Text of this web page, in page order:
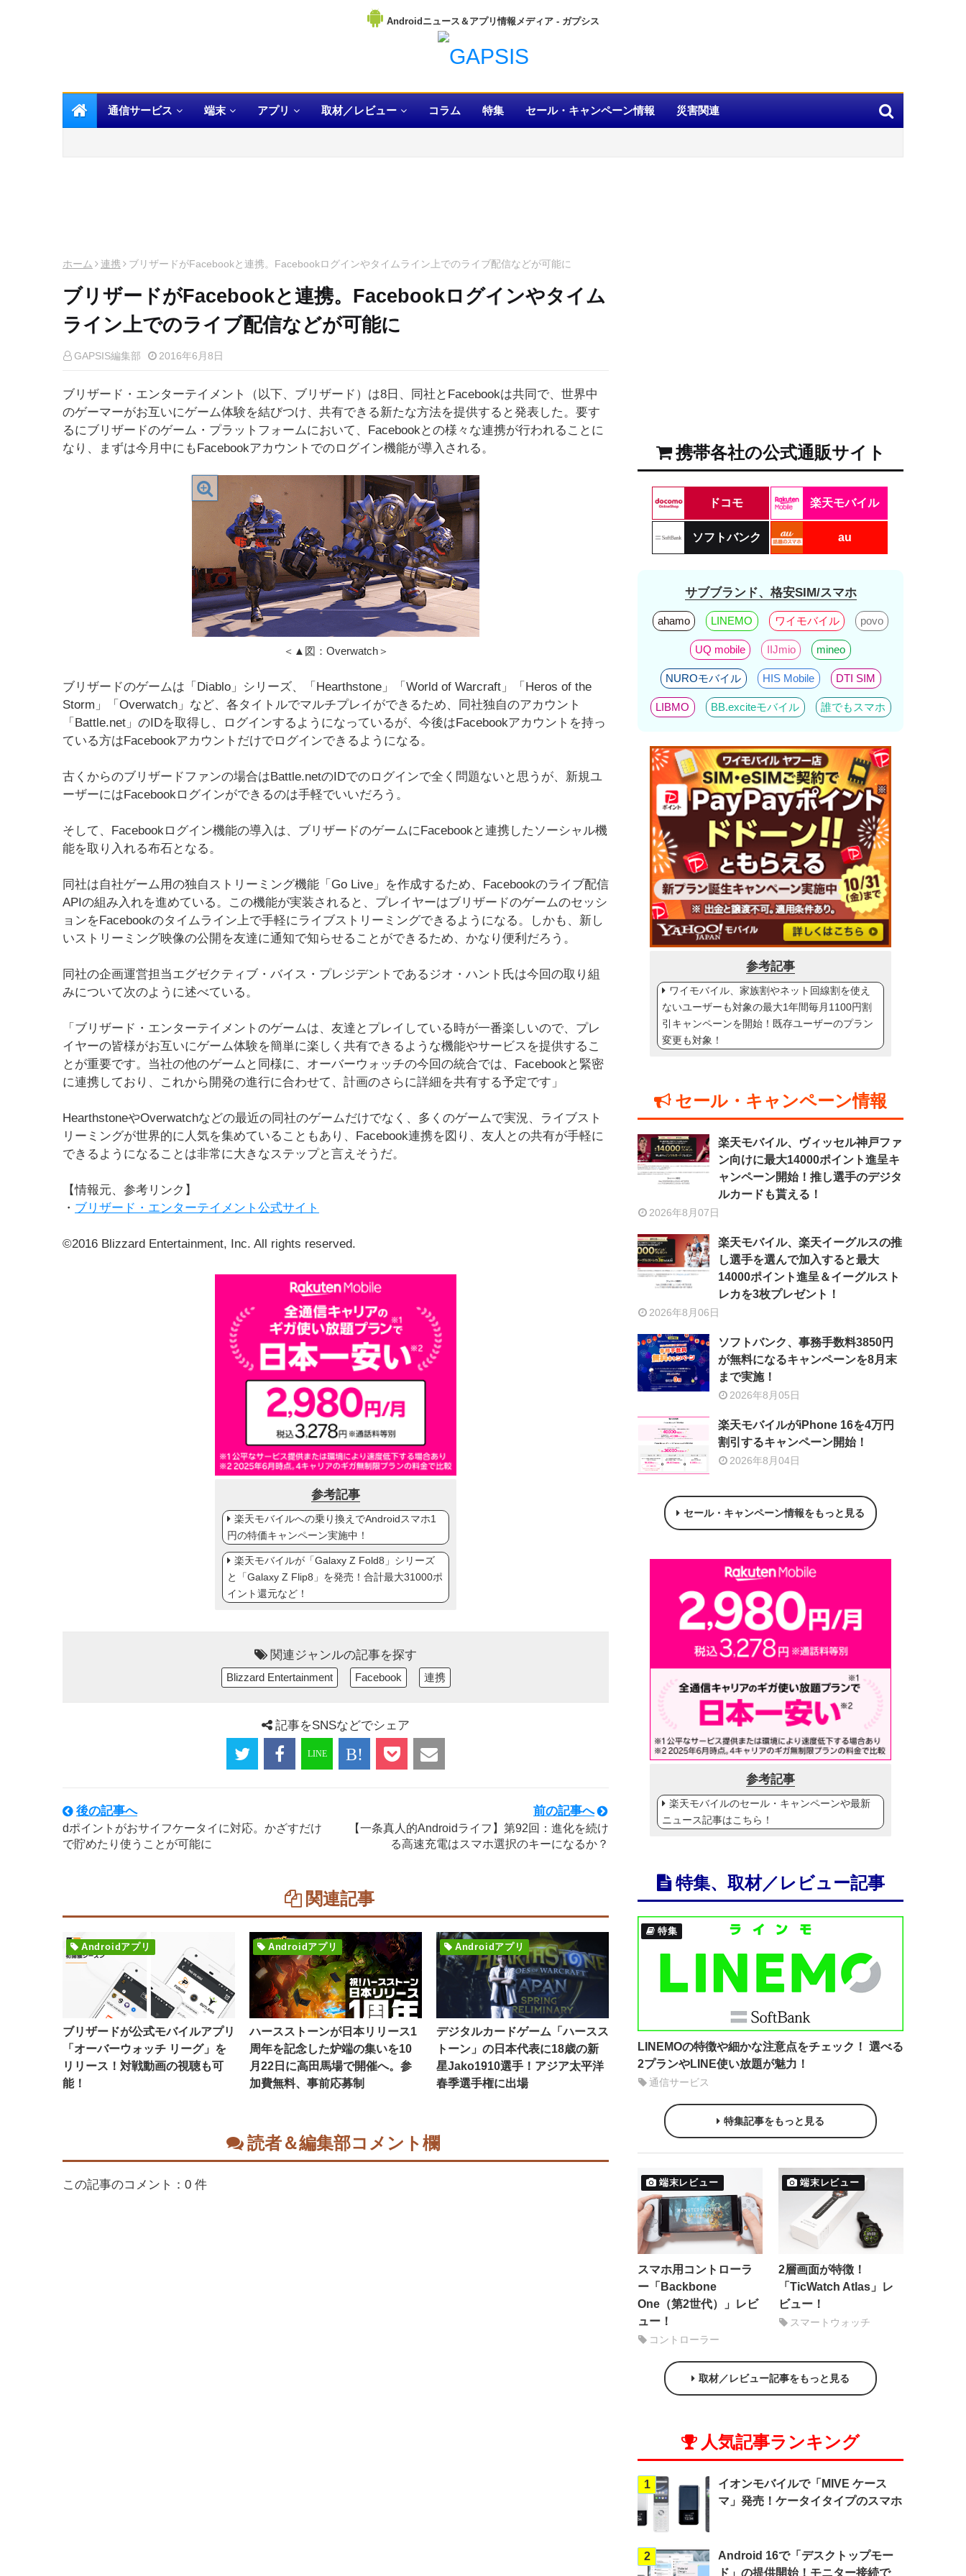
Androidニュース＆アプリ情報メディア
通信サービス 端末 アプリ 取材／レビュー コラム 特集 セール・キャンペーン情報 災害関連
ホーム 連携 ブリザードがFacebookと連携。Facebookログインやタイムライン上でのライブ配信などが可能に
ブリザードがFacebookと連携。Facebookログインやタイム
ライン上でのライブ配信などが可能に
GAPSIS編集部 2016年6月8日
ブリザード・エンターテイメント（以下、ブリザード）は8日、同社とFacebookは共同で、世界中
のゲーマーがお互いにゲーム体験を結びつけ、共有できる新たな方法を提供すると発表した。要す
るにブリザードのゲーム・プラットフォームにおいて、Facebookとの様々な連携が行われることに
なり、まずは今月中にもFacebookアカウントでのログイン機能が導入される。
＜▲図：Overwatch＞
ブリザードのゲームは「Diablo」シリーズ、「Hearthstone」「World of Warcraft」「Heros of the
Storm」「Overwatch」など、各タイトルでマルチプレイができるため、同社独自のアカウント
「Battle.net」のIDを取得し、ログインするようになっているが、今後はFacebookアカウントを持っ
ている方はFacebookアカウントだけでログインできるようになる。
古くからのブリザードファンの場合はBattle.netのIDでのログインで全く問題ないと思うが、新規ユ
ーザーにはFacebookログインができるのは手軽でいいだろう。
そして、Facebookログイン機能の導入は、ブリザードのゲームにFacebookと連携したソーシャル機
能を取り入れる布石となる。
同社は自社ゲーム用の独自ストリーミング機能「Go Live」を作成するため、Facebookのライブ配信
APIの組み入れを進めている。この機能が実装されると、プレイヤーはブリザードのゲームのセッシ
ョンをFacebookのタイムライン上で手軽にライブストリーミングできるようになる。しかも、新し
いストリーミング映像の公開を友達に通知で知らせることができるため、かなり便利だろう。
同社の企画運営担当エグゼクティブ・バイス・プレジデントであるジオ・ハント氏は今回の取り組
みについて次のように述べている。
「ブリザード・エンターテイメントのゲームは、友達とプレイしている時が一番楽しいので、プレ
イヤーの皆様がお互いにゲーム体験を簡単に楽しく共有できるような機能やサービスを提供するこ
とが重要です。当社の他のゲームと同様に、オーバーウォッチの今回の統合では、Facebookと緊密
に連携しており、これから開発の進行に合わせて、計画のさらに詳細を共有する予定です」
HearthstoneやOverwatchなどの最近の同社のゲームだけでなく、多くのゲームで実況、ライブスト
リーミングが世界的に人気を集めていることもあり、Facebook連携を図り、友人との共有が手軽に
できるようになることは非常に大きなステップと言えそうだ。
【情報元、参考リンク】
・ ブリザード・エンターテイメント公式サイト
©2016 Blizzard Entertainment, Inc. All rights reserved.
参考記事
楽天モバイルへの乗り換えでAndroidスマホ1
円の特価キャンペーン実施中！
楽天モバイルが「Galaxy Z Fold8」シリーズ
と「Galaxy Z Flip8」を発売！合計最大31000ポ
イント還元など！
関連ジャンルの記事を探す
Blizzard Entertainment Facebook 連携
記事をSNSなどでシェア
後の記事へ
dポイントがおサイフケータイに対応。かざすだけ
で貯めたり使うことが可能に
前の記事へ
【一条真人的Androidライフ】第92回：進化を続け
る高速充電はスマホ選択のキーになるか？
関連記事
Androidアプリ
ブリザードが公式モバイルアプリ
「オーバーウォッチ リーグ」を
リリース！対戦動画の視聴も可
能！
Androidアプリ
ハースストーンが日本リリース1
周年を記念した炉端の集いを10
月22日に高田馬場で開催へ。参
加費無料、事前応募制
Androidアプリ
デジタルカードゲーム「ハースス
トーン」の日本代表に18歳の新
星Jako1910選手！アジア太平洋
春季選手権に出場
読者＆編集部コメント欄
この記事のコメント：0 件
携帯各社の公式通販サイト
ドコモ 楽天モバイル
ソフトバンク au
サブブランド、格安SIM/スマホ
ahamo LINEMO ワイモバイル povo
UQ mobile IIJmio mineo
NUROモバイル HIS Mobile DTI SIM
LIBMO BB.exciteモバイル 誰でもスマホ
参考記事
ワイモバイル、家族割やネット回線割を使え
ないユーザーも対象の最大1年間毎月1100円割
引キャンペーンを開始！既存ユーザーのプラン
変更も対象！
セール・キャンペーン情報
楽天モバイル、ヴィッセル神戸ファ
ン向けに最大14000ポイント進呈キ
ャンペーン開始！推し選手のデジタ
ルカードも貰える！
2026年8月07日
楽天モバイル、楽天イーグルスの推
し選手を選んで加入すると最大
14000ポイント進呈＆イーグルスト
レカを3枚プレゼント！
2026年8月06日
ソフトバンク、事務手数料3850円
が無料になるキャンペーンを8月末
まで実施！
2026年8月05日
楽天モバイルがiPhone 16を4万円
割引するキャンペーン開始！
2026年8月04日
セール・キャンペーン情報をもっと見る
参考記事
楽天モバイルのセール・キャンペーンや最新
ニュース記事はこちら！
特集、取材／レビュー記事
特集
LINEMOの特徴や細かな注意点をチェック！ 選べる
2プランやLINE使い放題が魅力！
通信サービス
特集記事をもっと見る
端末レビュー
スマホ用コントローラ
ー「Backbone
One（第2世代）」レビ
ュー！
コントローラー
端末レビュー
2層画面が特徴！
「TicWatch Atlas」レ
ビュー！
スマートウォッチ
取材／レビュー記事をもっと見る
人気記事ランキング
1
イオンモバイルで「MIVE ケース
マ」発売！ケータイタイプのスマホ
2
Android 16で「デスクトップモー
ド」の提供開始！モニター接続で